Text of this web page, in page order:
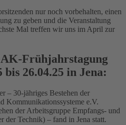
nur noch vorbehalten, einen
zu geben und die Veranstaltung
Mal treffen wir uns im April zur
Frühjahrstagung
bis 26.04.25 in Jena:
– 30-jähriges Bestehen der
Kommunikationssysteme e.V.
der Arbeitsgruppe Empfangs- und
der Technik) – fand in Jena statt.